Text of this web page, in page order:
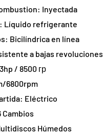
Inyectada
Líquido refrigerante
Bicilíndrica en línea
a bajas revoluciones
/ 8500 гр
6800rpm
Eléctrico
Cambios
Húmedos